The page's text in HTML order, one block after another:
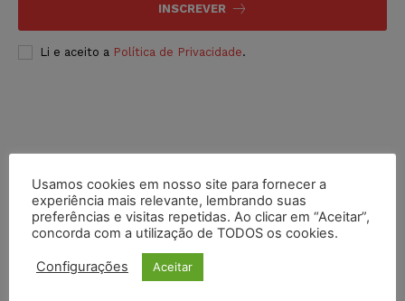
INSCREVER
Li e aceito a Política de Privacidade.
Usamos cookies em nosso site para fornecer a
experiência mais relevante, lembrando suas
preferências e visitas repetidas. Ao clicar em “Aceitar”,
concorda com a utilização de TODOS os cookies.
Configurações Aceitar